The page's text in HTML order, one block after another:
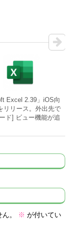
Excel 2.39」iOS向
リリース。外出先で
ド] ビュー機能が追
。 ※ が付いてい